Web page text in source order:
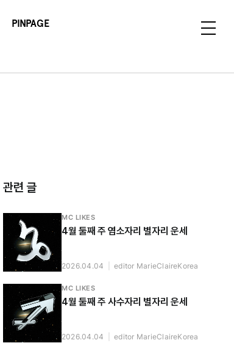
PINPAGE
관련 글
MC LIKES
4월 둘째 주 염소자리 별자리 운세
2026.04.04 editor MarieClaireKorea
MC LIKES
4월 둘째 주 사수자리 별자리 운세
2026.04.04 editor MarieClaireKorea